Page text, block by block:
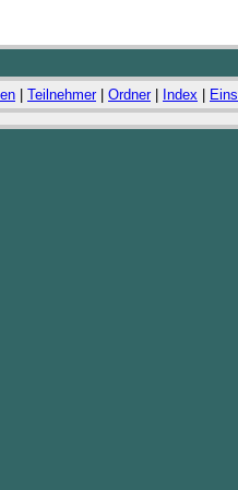
Teilnehmer| Ordner| Index